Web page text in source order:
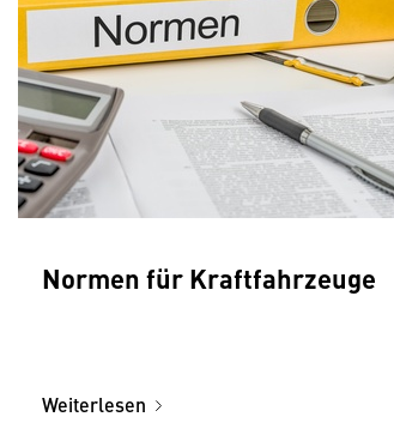
Normen für Kraftfahrzeuge
Weiterlesen